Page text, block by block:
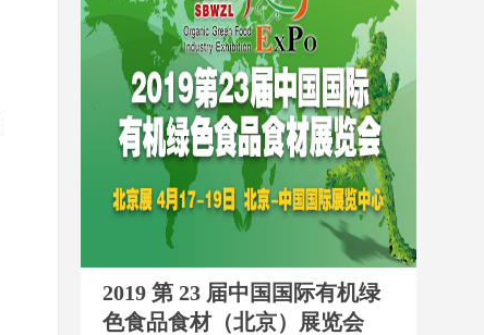
2019 第 23 届中国国际有机绿
色食品食材（北京）展览会